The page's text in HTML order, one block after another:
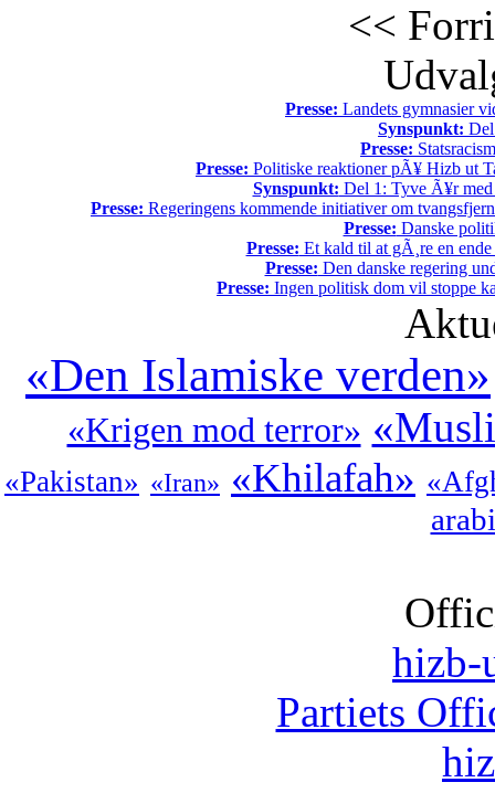
<<
Presse: Landets gymnasier
Synspunkt:
Presse:
Presse: Politiske reaktioner pÃ¥ Hizb ut
Synspunkt: Del 1: Tyve Ã¥r med
Presse: Regeringens kommende initiativer om
Presse: Danske
Presse: Et kald til at gÃ¸re en
Presse: Den danske regering
Presse: Ingen politisk dom vil stoppe
«Den Islamiske verden»
«Krigen mod terror»
«Pakistan» «Iran» «Khilafah»
hizb-
Partiets